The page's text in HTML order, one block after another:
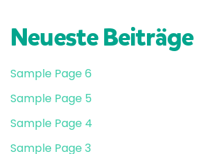
Neueste Beiträge
Sample Page 6
Sample Page 5
Sample Page 4
Sample Page 3